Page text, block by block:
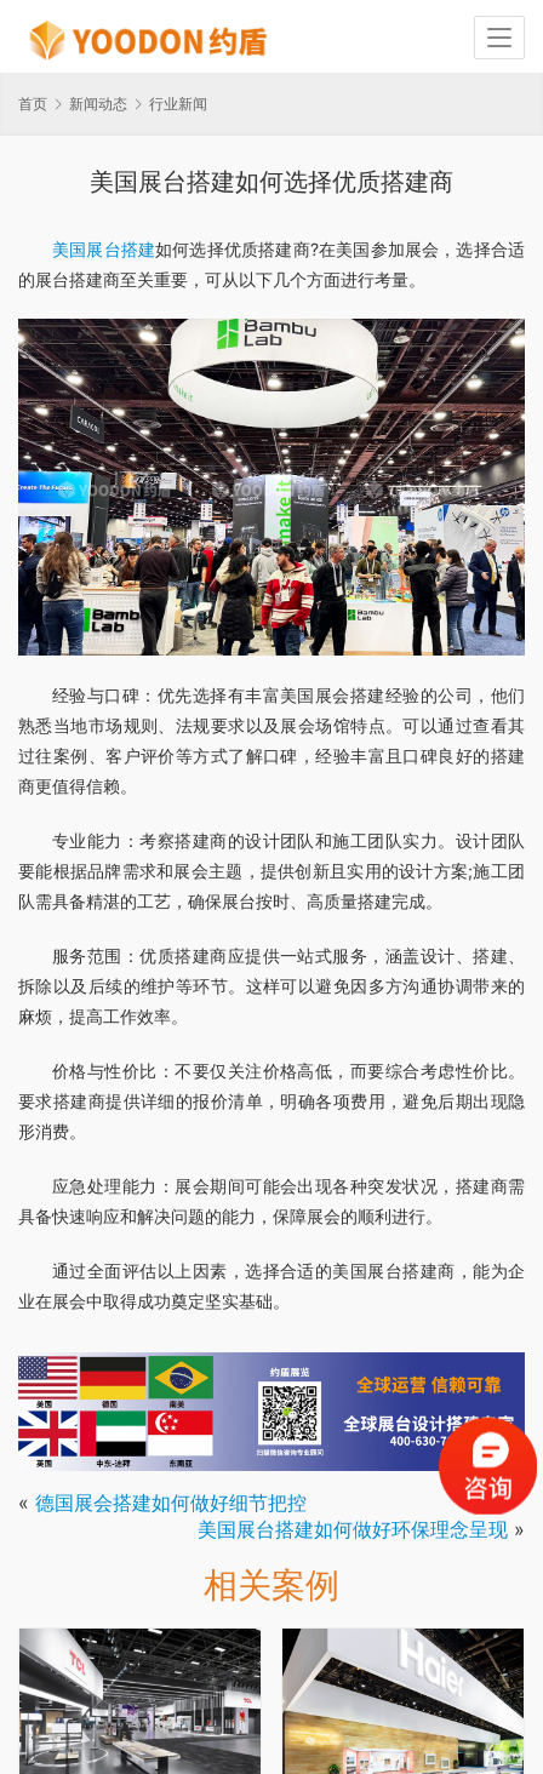
首页 新闻动态 行业新闻
美国展台搭建如何选择优质搭建商
美国展台搭建如何选择优质搭建商?在美国参加展会，选择合适
的展台搭建商至关重要，可从以下几个方面进行考量。
经验与口碑：优先选择有丰富美国展会搭建经验的公司，他们
熟悉当地市场规则、法规要求以及展会场馆特点。可以通过查看其
过往案例、客户评价等方式了解口碑，经验丰富且口碑良好的搭建
商更值得信赖。
专业能力：考察搭建商的设计团队和施工团队实力。设计团队
要能根据品牌需求和展会主题，提供创新且实用的设计方案;施工团
队需具备精湛的工艺，确保展台按时、高质量搭建完成。
服务范围：优质搭建商应提供一站式服务，涵盖设计、搭建、
拆除以及后续的维护等环节。这样可以避免因多方沟通协调带来的
麻烦，提高工作效率。
价格与性价比：不要仅关注价格高低，而要综合考虑性价比。
要求搭建商提供详细的报价清单，明确各项费用，避免后期出现隐
形消费。
应急处理能力：展会期间可能会出现各种突发状况，搭建商需
具备快速响应和解决问题的能力，保障展会的顺利进行。
通过全面评估以上因素，选择合适的美国展台搭建商，能为企
业在展会中取得成功奠定坚实基础。
« 德国展会搭建如何做好细节把控
美国展台搭建如何做好环保理念呈现 »
相关案例